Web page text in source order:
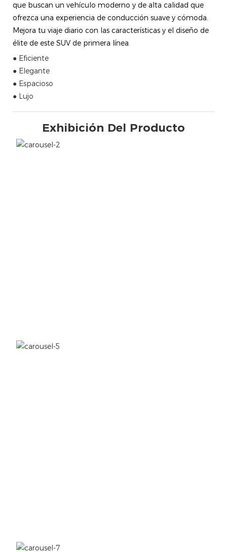
que buscan un vehículo moderno y de alta calidad que
ofrezca una experiencia de conducción suave y cómoda.
Mejora tu viaje diario con las características y el diseño de
élite de este SUV de primera línea.
● Eficiente
● Elegante
● Espacioso
● Lujo
Exhibición Del Producto